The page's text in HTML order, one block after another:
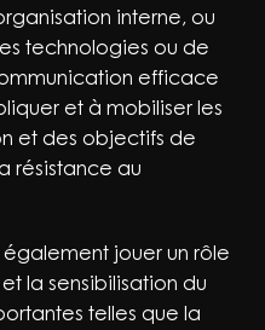
interne, ou
technologies ou de
efficace
et à mobiliser les
et des objectifs de
résistance au
jouer un rôle
la sensibilisation du
telles que la